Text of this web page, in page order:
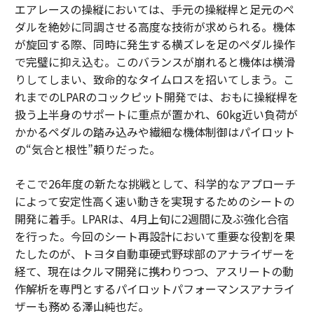
エアレースの操縦においては、手元の操縦桿と足元のペ
ダルを絶妙に同調させる高度な技術が求められる。機体
が旋回する際、同時に発生する横ズレを足のペダル操作
で完璧に抑え込む。このバランスが崩れると機体は横滑
りしてしまい、致命的なタイムロスを招いてしまう。こ
れまでのLPARのコックピット開発では、おもに操縦桿を
扱う上半身のサポートに重点が置かれ、60kg近い負荷が
かかるペダルの踏み込みや繊細な機体制御はパイロット
の“気合と根性”頼りだった。
そこで26年度の新たな挑戦として、科学的なアプローチ
によって安定性高く速い動きを実現するためのシートの
開発に着手。LPARは、4月上旬に2週間に及ぶ強化合宿
を行った。今回のシート再設計において重要な役割を果
たしたのが、トヨタ自動車硬式野球部のアナライザーを
経て、現在はクルマ開発に携わりつつ、アスリートの動
作解析を専門とするパイロットパフォーマンスアナライ
ザーも務める澤山純也だ。